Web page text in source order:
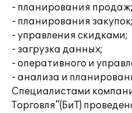
- планирования продаж;
- планирования закупок;
- управления скидками;
- загрузка данных;
- оперативного и
- анализа и
Специалистами
Торговля"(БиТ)